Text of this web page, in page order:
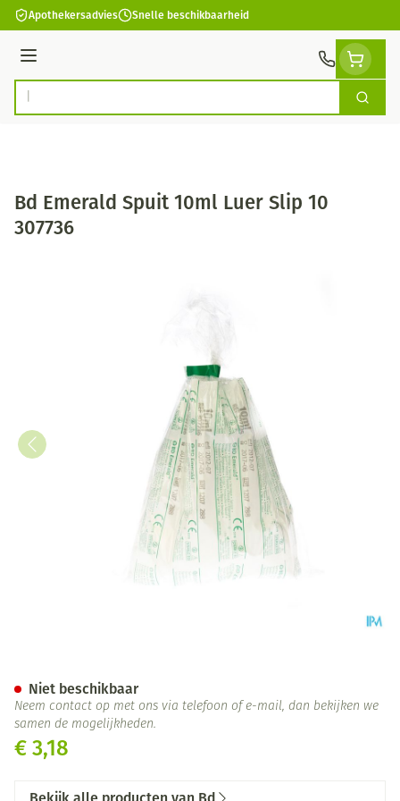
Ga naar de inhoud
Apothekersadvies Snelle beschikbaarheid
Menu
Product, merk, categorie... Zoek
Bd Emerald Spuit 10ml Luer Slip 10
307736
€ 3,18
Niet beschikbaar
Neem contact op met ons via telefoon of e-mail, dan bekijken we
samen de mogelijkheden.